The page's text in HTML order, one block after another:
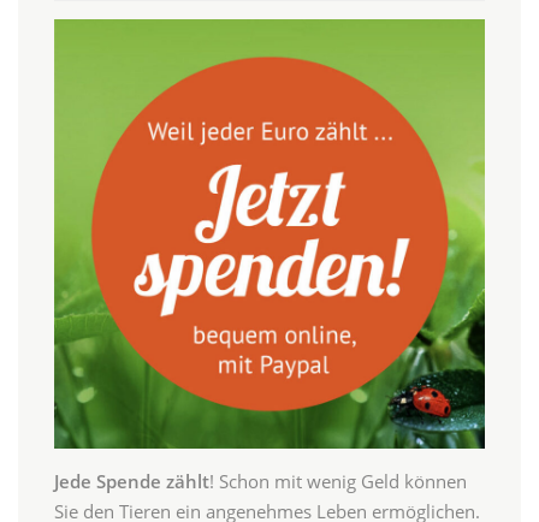
Jede Spende zählt! Schon mit wenig Geld können
Sie den Tieren ein angenehmes Leben ermöglichen.